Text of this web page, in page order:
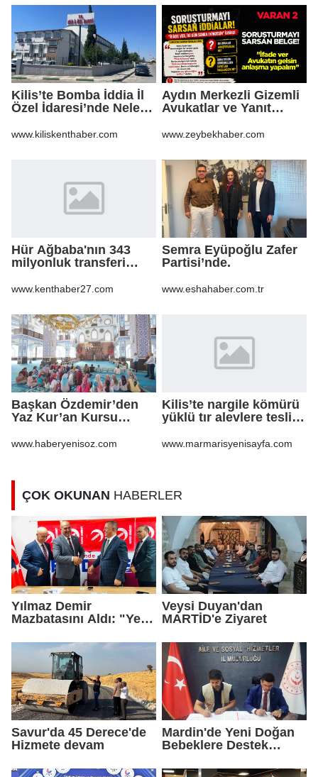
Kilis’te Bomba İddia İl
Özel İdaresi’nde Neler
www.kiliskenthaber.com
Aydın Merkezli Gizemli
Avukatlar ve Yanıt
www.zeybekhaber.com
Hür Ağbaba'nın 343
milyonluk transferi
Ağbaba'ya milyonlar
www.kenthaber27.com
Semra Eyüpoğlu Zafer
Partisi’nde.
www.eshahaber.com.tr
Başkan Özdemir’den
Yaz Kur’an Kursu
www.haberyenisoz.com
Kilis’te nargile kömürü
yüklü tır alevlere teslim
www.marmarisyenisayfa.com
ÇOK OKUNAN HABERLER
Yılmaz Demir
Mazbatasını Aldı: "Yeni
Geldik"
Veysi Duyan'dan
MARTİD'e Ziyaret
Savur'da 45 Derece'de
Hizmete devam
Mardin'de Yeni Doğan
Bebeklere Destek